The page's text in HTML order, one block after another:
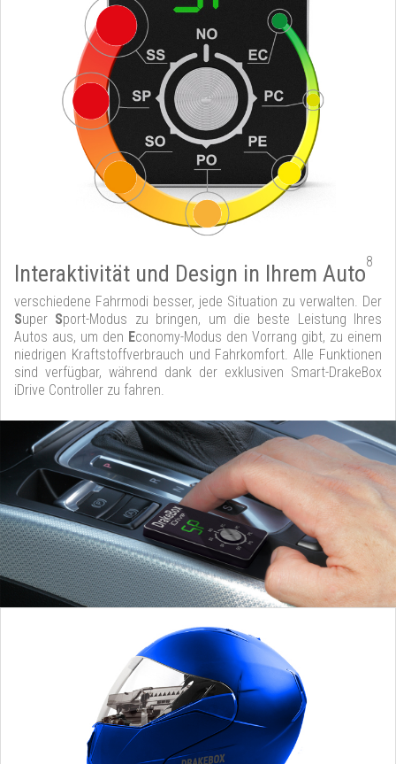
Interaktivität und Design in Ihrem Auto8
verschiedene Fahrmodi besser, jede Situation zu verwalten. Der
Super Sport-Modus zu bringen, um die beste Leistung Ihres
Autos aus, um den Economy-Modus den Vorrang gibt, zu einem
niedrigen Kraftstoffverbrauch und Fahrkomfort. Alle Funktionen
sind verfügbar, während dank der exklusiven Smart-DrakeBox
iDrive Controller zu fahren.